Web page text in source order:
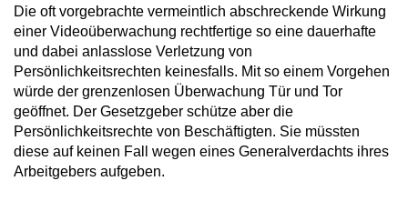
Die oft vorgebrachte vermeintlich abschreckende Wirkung
einer Videoüberwachung rechtfertige so eine dauerhafte
und dabei anlasslose Verletzung von
Persönlichkeitsrechten keinesfalls. Mit so einem Vorgehen
würde der grenzenlosen Überwachung Tür und Tor
geöffnet. Der Gesetzgeber schütze aber die
Persönlichkeitsrechte von Beschäftigten. Sie müssten
diese auf keinen Fall wegen eines Generalverdachts ihres
Arbeitgebers aufgeben.